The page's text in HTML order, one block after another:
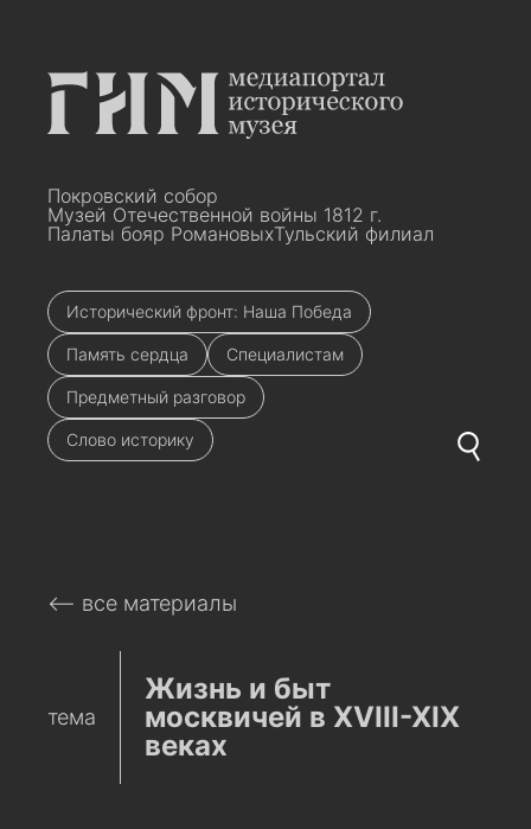
Покровский собор
Музей Отечественной войны 1812 г.
Палаты бояр РомановыхТульский филиал
Исторический фронт: Наша Победа
Память сердца Специалистам
Предметный разговор
Слово историку
⟵ все материалы
тема
Жизнь и быт
москвичей в XVIII-XIX
веках